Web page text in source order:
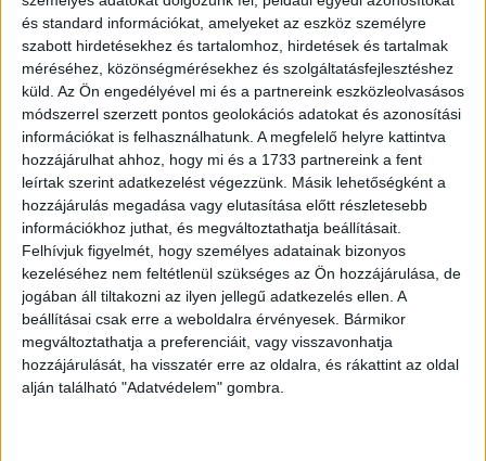
és standard információkat, amelyeket az eszköz személyre
szabott hirdetésekhez és tartalomhoz, hirdetések és tartalmak
méréséhez, közönségmérésekhez és szolgáltatásfejlesztéshez
küld. Az Ön engedélyével mi és a partnereink eszközleolvasásos
módszerrel szerzett pontos geolokációs adatokat és azonosítási
információkat is felhasználhatunk. A megfelelő helyre kattintva
hozzájárulhat ahhoz, hogy mi és a 1733 partnereink a fent
leírtak szerint adatkezelést végezzünk. Másik lehetőségként a
hozzájárulás megadása vagy elutasítása előtt részletesebb
információkhoz juthat, és megváltoztathatja beállításait.
Felhívjuk figyelmét, hogy személyes adatainak bizonyos
kezeléséhez nem feltétlenül szükséges az Ön hozzájárulása, de
jogában áll tiltakozni az ilyen jellegű adatkezelés ellen. A
beállításai csak erre a weboldalra érvényesek. Bármikor
megváltoztathatja a preferenciáit, vagy visszavonhatja
hozzájárulását, ha visszatér erre az oldalra, és rákattint az oldal
alján található "Adatvédelem" gombra.
Kovács András (GazdaságTV), Lakatos Zsófia (MPRSZ),
R. Kovács Dániel (Front Page Communications) és
Szigetvári József (Szallas.hu).
„A Tourism Social Media Awards versenyt komoly
szakmai érdeklődés övezi. A legjobb közösségi média
megoldások három alkategóriájába várakozáson felüli
számú pályázat érkezett, mely azt mutatja, hogy a social
media kiemelt szerepet kap a turisztikai szereplők
kommunikációs aktivitásai között” – mondta el a
tapasztalatokat R. Kovács Dániel, a Front Page
Communications ügyvezetője, a TSMA zsűrijének tagja.
A TSMA díjait idén két fő kategóriában lehet elnyerni. A
zsűri megválasztja egyfelől az év legjobb Facebook- és
Instagram-oldalait az MSZÉSZ hotel tagjai körében,